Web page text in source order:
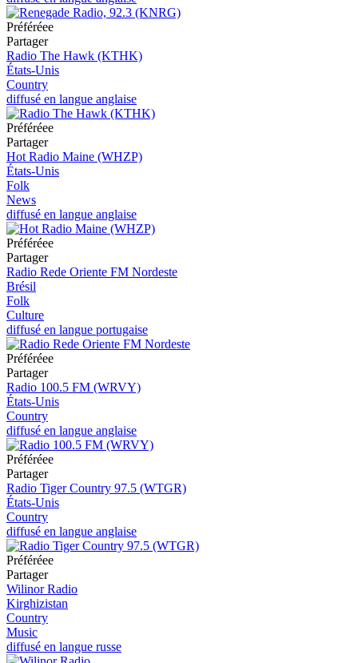
Préféréeе
Partager
Radio The Hawk (KTHK)
États-Unis
Country
diffusé en langue anglaise
Préféréeе
Partager
Hot Radio Maine (WHZP)
États-Unis
Folk
News
diffusé en langue anglaise
Préféréeе
Partager
Radio Rede Oriente FM Nordeste
Brésil
Folk
Culture
diffusé en langue portugaise
Préféréeе
Partager
Radio 100.5 FM (WRVY)
États-Unis
Country
diffusé en langue anglaise
Préféréeе
Partager
Radio Tiger Country 97.5 (WTGR)
États-Unis
Country
diffusé en langue anglaise
Préféréeе
Partager
Wilinor Radio
Kirghizistan
Country
Music
diffusé en langue russe